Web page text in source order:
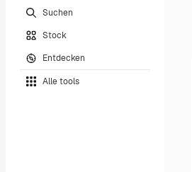
Suchen
Stock
Entdecken
Alle tools